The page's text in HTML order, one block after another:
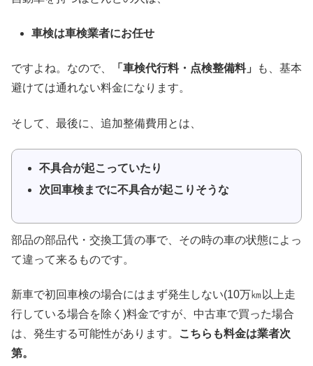
車検は車検業者にお任せ
ですよね。なので、 「車検代行料・点検整備料」
も、基本
避けては通れない料金になります。
そして、最後に、追加整備費用とは、
不具合が起こっていたり
次回車検までに不具合が起こりそうな
部品の部品代・交換工賃の事で、その時の車の状態によっ
て違って来るものです。
新車で初回車検の場合にはまず発生しない(10万㎞以上走
行している場合を除く)料金ですが、中古車で買った場合
は、発生する可能性があります。
こちらも料金は業者次
第。